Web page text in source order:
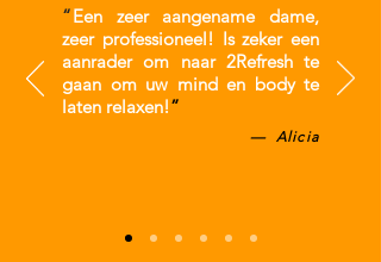
“Een zeer aangename dame,
zeer professioneel! Is zeker een
aanrader om naar 2Refresh te
gaan om uw mind en body te
laten relaxen!”
— Alicia